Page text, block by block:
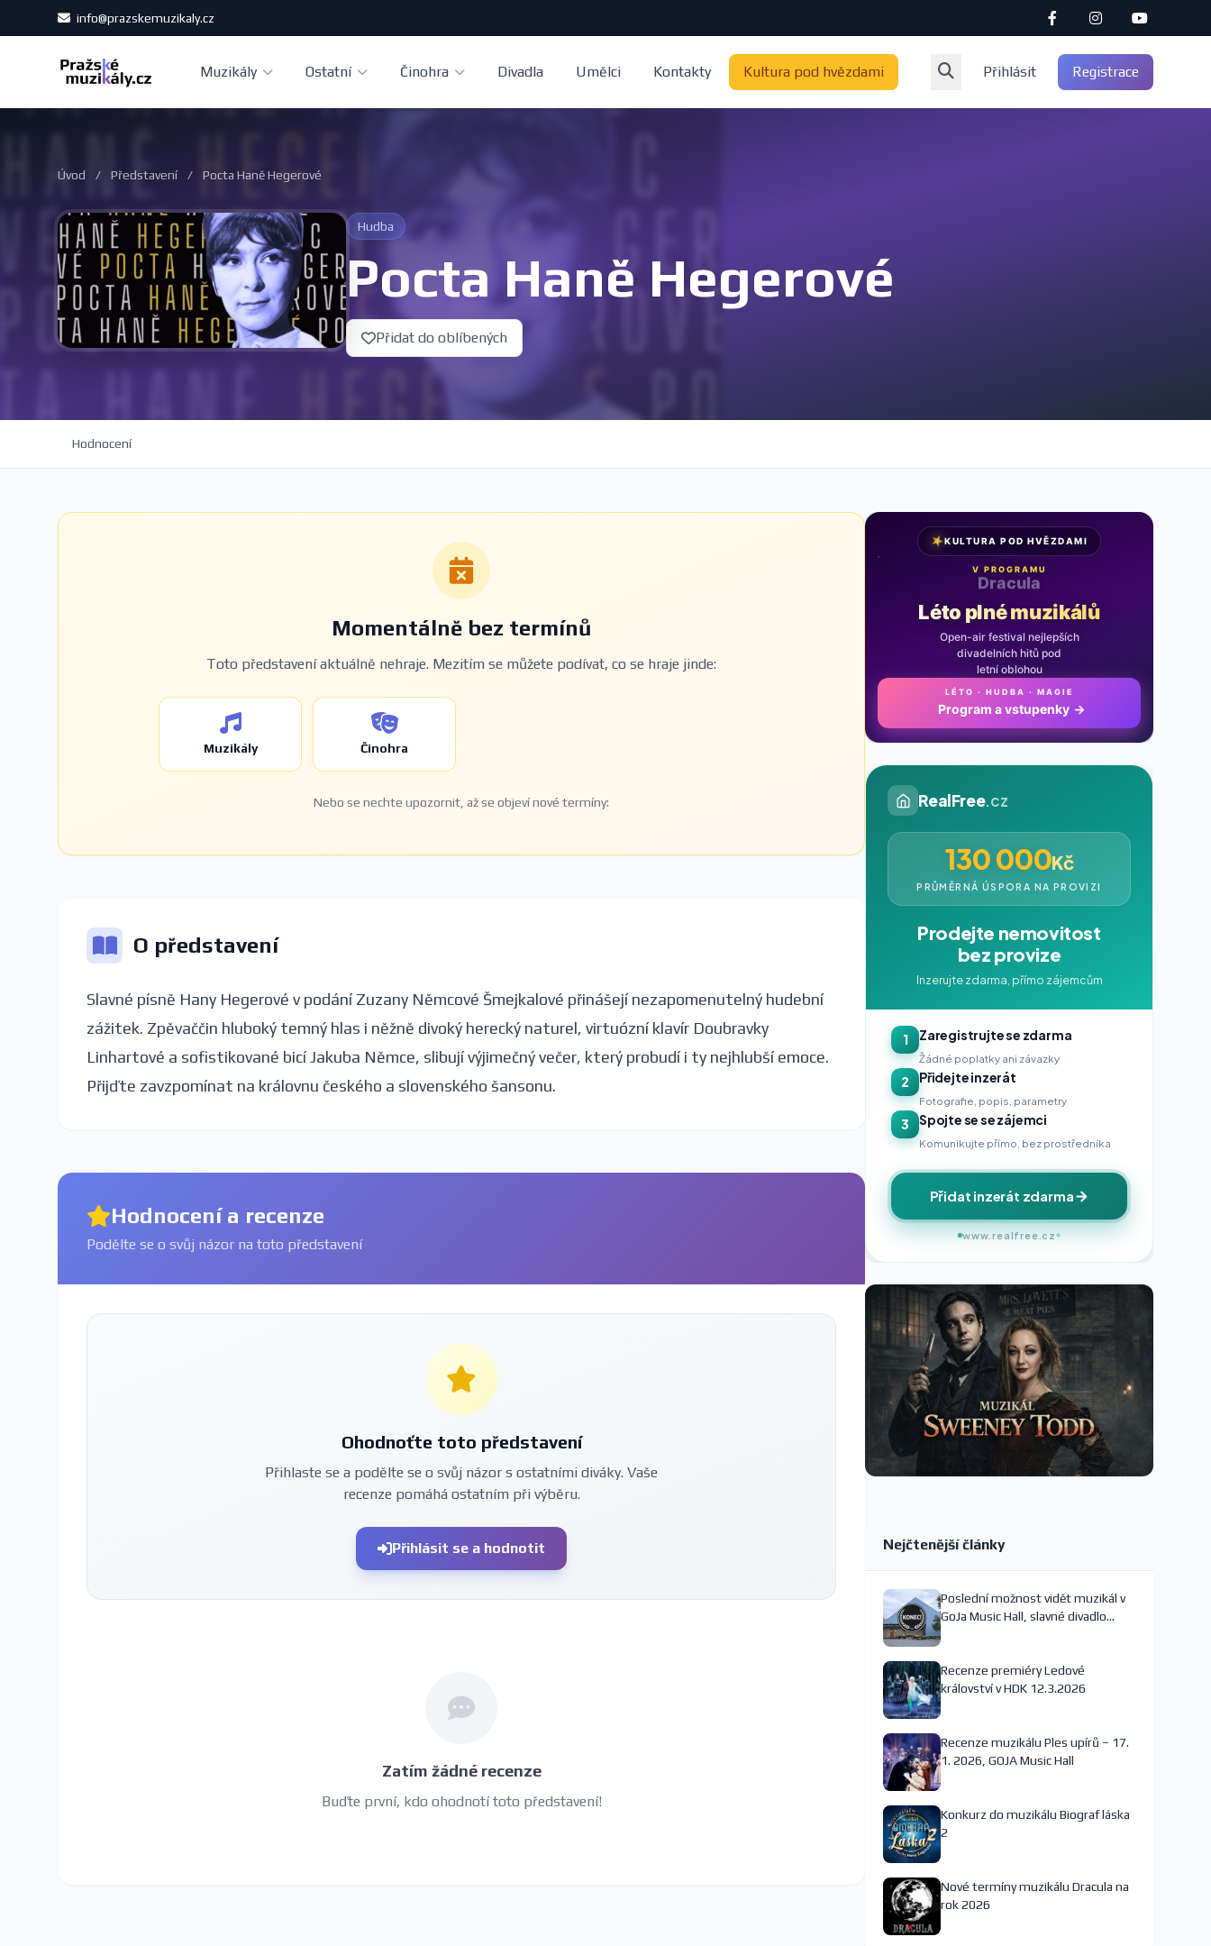
info@prazskemuzikaly.cz
Muzikály Ostatní Činohra Divadla Umělci Kontakty Kultura pod hvězdami Přihlásit Registrace
Úvod / Představení / Pocta Haně Hegerové
Hudba
Pocta Haně Hegerové
Přidat do oblíbených
Hodnocení
Momentálně bez termínů
Toto představení aktuálně nehraje. Mezitím se můžete podívat, co se hraje jinde:
Muzikály Činohra
Nebo se nechte upozornit, až se objeví nové termíny:
O představení
Slavné písně Hany Hegerové v podání Zuzany Němcové Šmejkalové přinášejí nezapomenutelný hudební
zážitek. Zpěvaččin hluboký temný hlas i něžně divoký herecký naturel, virtuózní klavír Doubravky
Linhartové a sofistikované bicí Jakuba Němce, slibují výjimečný večer, který probudí i ty nejhlubší emoce.
Přijďte zavzpomínat na královnu českého a slovenského šansonu.
Hodnocení a recenze
Podělte se o svůj názor na toto představení
Ohodnoťte toto představení
Přihlaste se a podělte se o svůj názor s ostatními diváky. Vaše
recenze pomáhá ostatním při výběru.
Přihlásit se a hodnotit
Zatím žádné recenze
Buďte první, kdo ohodnotí toto představení!
★KULTURA POD HVĚZDAMI
V PROGRAMU
Noc na Karlštejně
Léto plné muzikálů
Open-air festival nejlepších
divadelních hitů pod
letní oblohou
LÉTO · HUDBA · MAGIE
Program a vstupenky →
RealFree.cz
130 000Kč
PRŮMĚRNÁ ÚSPORA NA PROVIZI
Prodejte nemovitost
bez provize
Inzerujte zdarma, přímo zájemcům
1 Zaregistrujte se zdarma
Žádné poplatky ani závazky
2 Přidejte inzerát
Fotografie, popis, parametry
3 Spojte se se zájemci
Komunikujte přímo, bez prostředníka
Přidat inzerát zdarma
www.realfree.cz
Nejčtenější články
Poslední možnost vidět muzikál v
GoJa Music Hall, slavné divadlo
Recenze premiéry Ledové
království v HDK 12.3.2026
Recenze muzikálu Ples upírů – 17.
1. 2026, GOJA Music Hall
Konkurz do muzikálu Biograf láska
2
Nové termíny muzikálu Dracula na
rok 2026